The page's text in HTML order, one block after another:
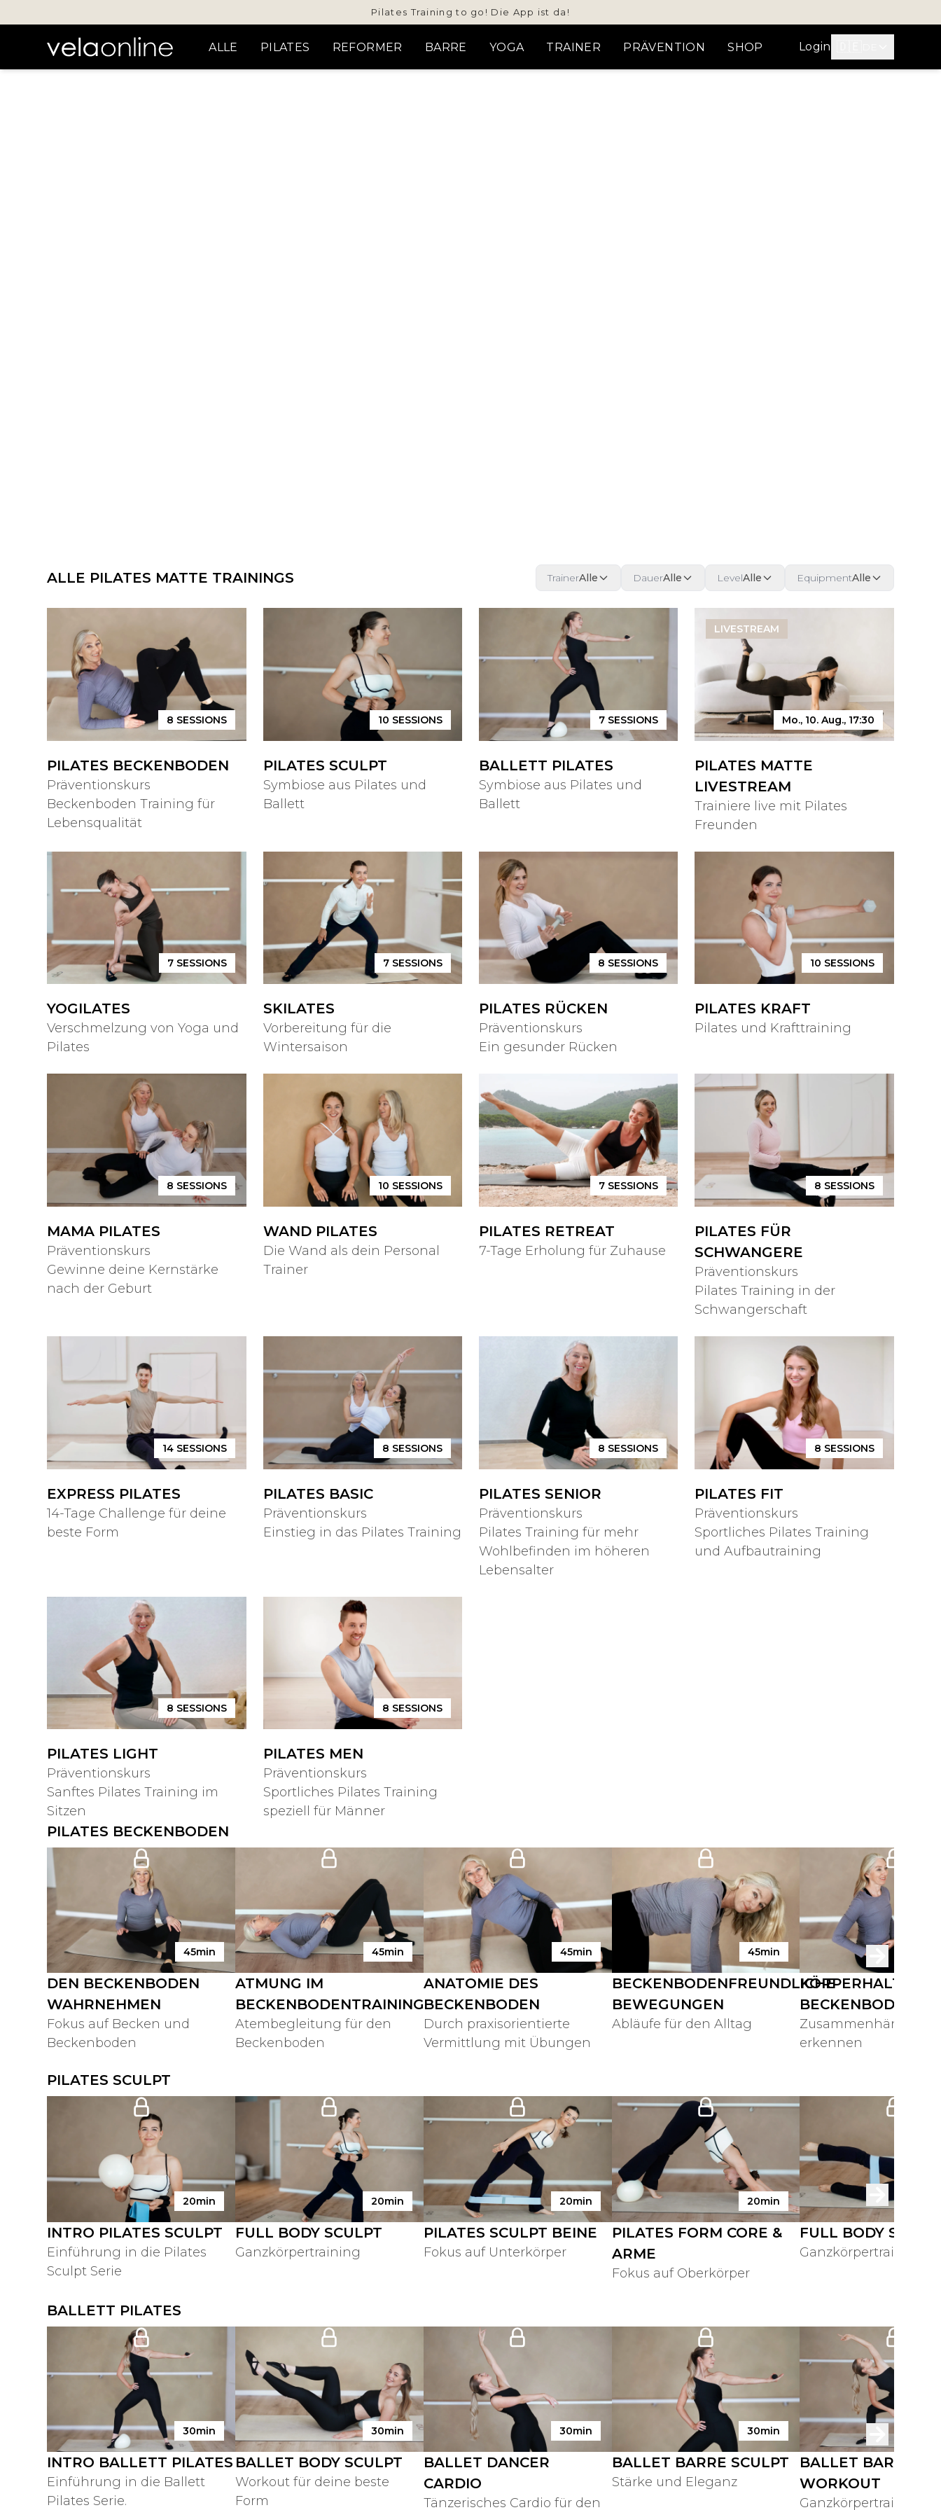
Pilates Training to go! Die App ist da!
ALLE PILATES REFORMER BARRE YOGA TRAINER PRÄVENTION SHOP Login
ALLE PILATES MATTE TRAININGS TrainerAlle DauerAlle LevelAlle EquipmentAlle
8 SESSIONS
PILATES BECKENBODEN
Präventionskurs
Beckenboden Training für
Lebensqualität
10 SESSIONS
PILATES SCULPT
Symbiose aus Pilates und
Ballett
7 SESSIONS
BALLETT PILATES
Symbiose aus Pilates und
Ballett
LIVESTREAM
Mo., 10. Aug., 17:30
PILATES MATTE
LIVESTREAM
Trainiere live mit Pilates
Freunden
7SESSIONS
YOGILATES
Verschmelzung von Yoga und
Pilates
7 SESSIONS
SKILATES
Vorbereitung für die
Wintersaison
8 SESSIONS
PILATES RÜCKEN
Präventionskurs
Ein gesunder Rücken
10 SESSIONS
PILATES KRAFT
Pilates und Krafttraining
8 SESSIONS
MAMA PILATES
Präventionskurs
Gewinne deine Kernstärke
nach der Geburt
10 SESSIONS
WAND PILATES
Die Wand als dein Personal
Trainer
7 SESSIONS
PILATES RETREAT
7-Tage Erholung für Zuhause
8 SESSIONS
PILATES FÜR
SCHWANGERE
Präventionskurs
Pilates Training in der
Schwangerschaft
14SESSIONS
EXPRESS PILATES
14-Tage Challenge für deine
beste Form
8 SESSIONS
PILATES BASIC
Präventionskurs
Einstieg in das Pilates Training
8 SESSIONS
PILATES SENIOR
Präventionskurs
Pilates Training für mehr
Wohlbefinden im höheren
Lebensalter
8 SESSIONS
PILATES FIT
Präventionskurs
Sportliches Pilates Training
und Aufbautraining
8 SESSIONS
PILATES LIGHT
Präventionskurs
Sanftes Pilates Training im
Sitzen
8 SESSIONS
PILATES MEN
Präventionskurs
Sportliches Pilates Training
speziell für Männer
PILATES BECKENBODEN
45min
DEN BECKENBODEN
WAHRNEHMEN
Fokus auf Becken und
Beckenboden
45min
ATMUNG IM
BECKENBODENTRAINING
Atembegleitung für den
Beckenboden
45min
ANATOMIE DES
BECKENBODEN
Durch praxisorientierte
Vermittlung mit Übungen
45min
BECKENBODENFREUNDLICHE
BEWEGUNGEN
Abläufe für den Alltag
KÖRPERHALTUNG
BECKENBODEN
Zusammenhänge im
erkennen
PILATES SCULPT
20min
INTRO PILATES SCULPT
Einführung in die Pilates
Sculpt Serie
20min
FULL BODY SCULPT
Ganzkörpertraining
20min
PILATES SCULPT BEINE
Fokus auf Unterkörper
20min
PILATES FORM CORE &
ARME
Fokus auf Oberkörper
FULL BODY
Ganzkörpertraining
BALLETT PILATES
30min
INTRO BALLETT PILATES
Einführung in die Ballett
Pilates Serie.
30min
BALLET BODY SCULPT
Workout für deine beste
Form
30min
BALLET DANCER
CARDIO
Tänzerisches Cardio für den
30min
BALLET BARRE SCULPT
Stärke und Eleganz
BALLET BARRE
WORKOUT
Ganzkörpertraining